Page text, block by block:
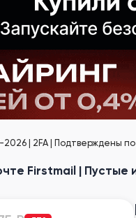
| 2FA | Подтверждены
Firstmail | Пустые